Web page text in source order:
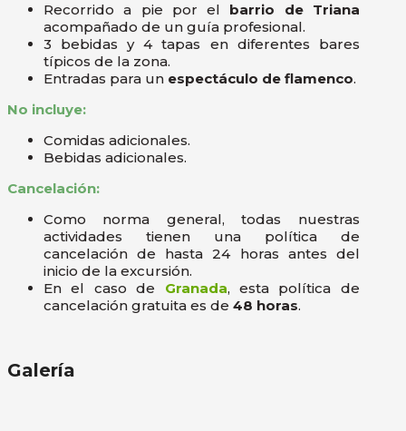
Recorrido a pie por el barrio de Triana
acompañado de un guía profesional.
3 bebidas y 4 tapas en diferentes bares
típicos de la zona.
Entradas para un espectáculo de flamenco.
No incluye:
Comidas adicionales.
Bebidas adicionales.
Cancelación:
Como norma general, todas nuestras
actividades tienen una política de
cancelación de hasta 24 horas antes del
inicio de la excursión.
En el caso de Granada, esta política de
cancelación gratuita es de 48 horas.
Galería